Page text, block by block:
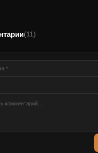
(11)